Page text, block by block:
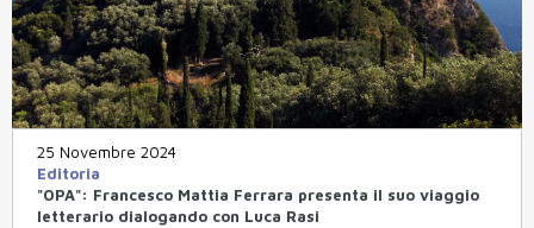
25 Novembre 2024
Editoria
"OPA": Francesco Mattia Ferrara presenta il suo viaggio
letterario dialogando con Luca Rasi